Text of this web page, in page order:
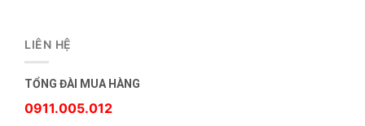
LIÊN HỆ
TỔNG ĐÀI MUA HÀNG
0911.005.012